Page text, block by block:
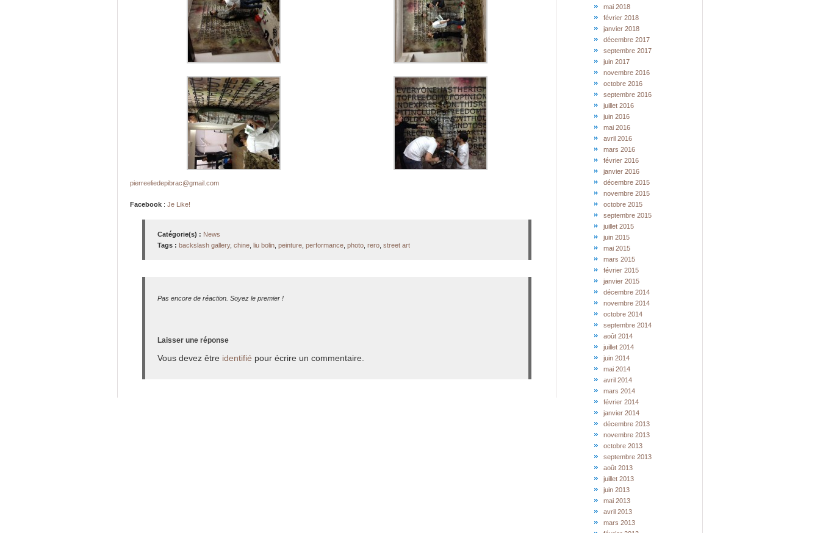
pierreeliedepibrac@gmail.com
Facebook : Je Like!
Catégorie(s) : News
Tags : backslash gallery, chine liu bolin peinture performance photo rero street art
Pas encore de réaction. Soyez le premier !
Laisser une réponse
Vous devez être identifié pour écrire un commentaire.
mai 2018
février 2018
janvier 2018
décembre 2017
septembre 2017
juin 2017
novembre 2016
octobre 2016
septembre 2016
juillet 2016
juin 2016
mai 2016
avril 2016
mars 2016
février 2016
janvier 2016
décembre 2015
novembre 2015
octobre 2015
septembre 2015
juillet 2015
juin 2015
mai 2015
mars 2015
février 2015
janvier 2015
décembre 2014
novembre 2014
octobre 2014
septembre 2014
août 2014
juillet 2014
juin 2014
mai 2014
avril 2014
mars 2014
février 2014
janvier 2014
décembre 2013
novembre 2013
octobre 2013
septembre 2013
août 2013
juillet 2013
juin 2013
mai 2013
avril 2013
mars 2013